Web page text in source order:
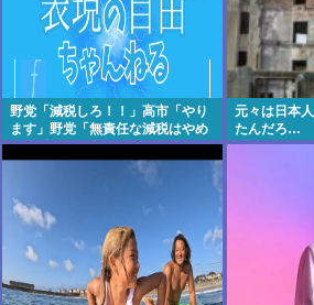
野党「減税しろ！！」高市「やり
ます」野党「無責任な減税はやめ
ろ！財源はどうする 」
元々は日本
たんだろ…